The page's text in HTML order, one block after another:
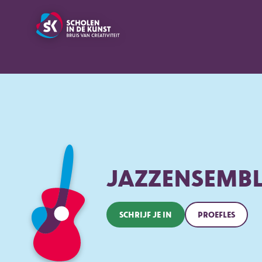
SCHRIJF JE IN PROEFLES